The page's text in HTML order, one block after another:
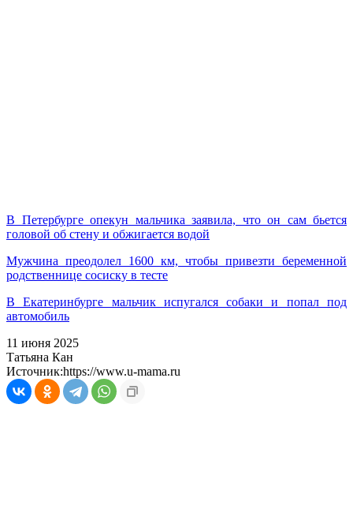
В Петербурге опекун мальчика заявила, что он сам бьется
головой об стену и обжигается водой
Мужчина преодолел 1600 км, чтобы привезти беременной
родственнице сосиску в тесте
В Екатеринбурге мальчик испугался собаки и попал под
автомобиль
11 июня 2025
Татьяна Кан
Источник:https://www.u-mama.ru